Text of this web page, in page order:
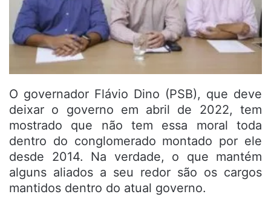
O governador Flávio Dino (PSB), que deve
deixar o governo em abril de 2022, tem
mostrado que não tem essa moral toda
dentro do conglomerado montado por ele
desde 2014. Na verdade, o que mantém
alguns aliados a seu redor são os cargos
mantidos dentro do atual governo.